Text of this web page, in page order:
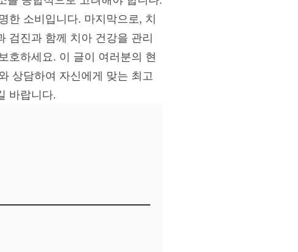
한 소비입니다. 마지막으로, 치
검진과 함께 치아 건강을 관리
호하세요. 이 글이 여러분의 현
상담하여 자신에게 맞는 최고
바랍니다.